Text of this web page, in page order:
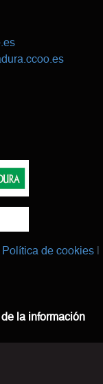
Política de cookies
la información